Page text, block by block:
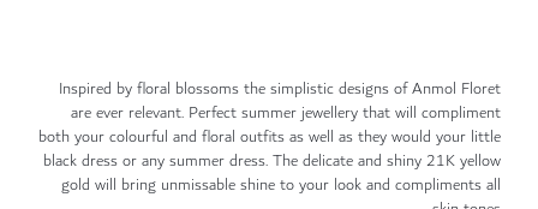
Inspired by floral blossoms the simplistic designs of Anmol Floret
are ever relevant. Perfect summer jewellery that will compliment
both your colourful and floral outfits as well as they would your little
black dress or any summer dress. The delicate and shiny 21K yellow
gold will bring unmissable shine to your look and compliments all